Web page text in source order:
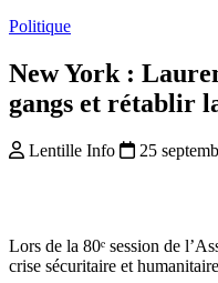
Politique
New York :
gangs et rétablir
Lentille Info 25
Lors de la 80ᵉ session de
crise sécuritaire et